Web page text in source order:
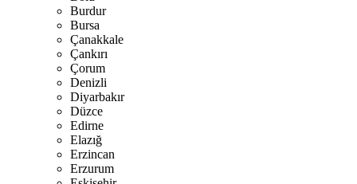
Burdur
Bursa
Çanakkale
Çankırı
Çorum
Denizli
Diyarbakır
Düzce
Edirne
Elazığ
Erzincan
Erzurum